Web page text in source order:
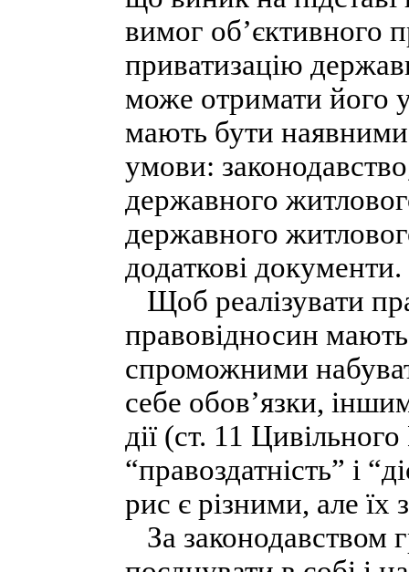
вимог об’єктивного
приватизацію
може отримати його
мають бути наявними
умови:
державного
державного
додаткові документи.
Щоб реалізувати
правовідносин
спроможними
себе обов’язки,
дії (ст. 11
“правоздатність” і
рис є різними, але їх
За законодавством